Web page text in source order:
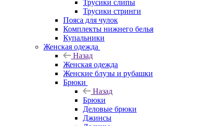
Трусики слипы
Трусики стринги
Пояса для чулок
Комплекты нижнего белья
Купальники
Женская одежда
Назад
Женская одежда
Женские блузы и рубашки
Брюки
Назад
Брюки
Деловые брюки
Джинсы